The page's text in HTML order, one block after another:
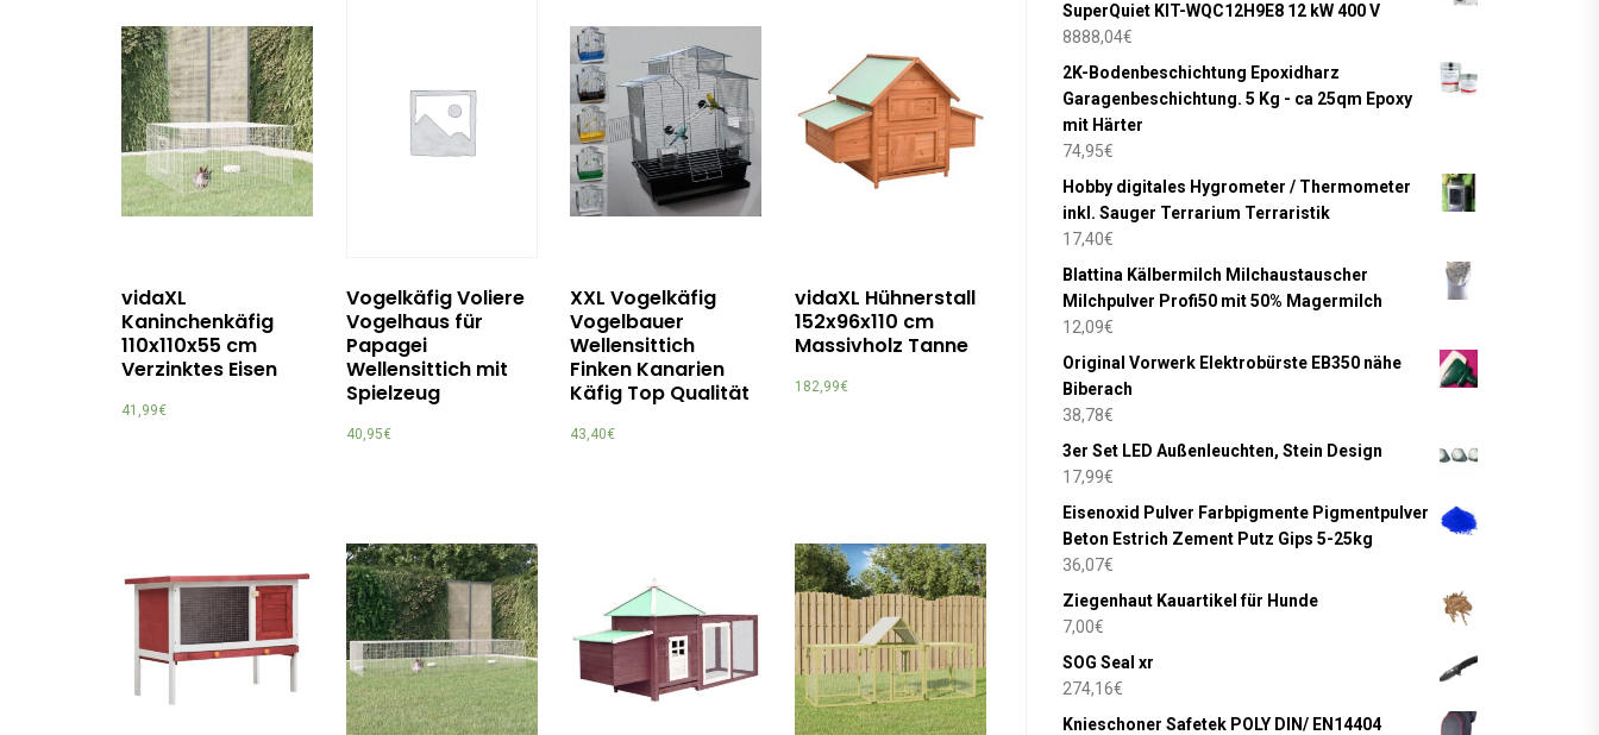
vidaXL
Kaninchenkäfig
110x110x55 cm
Verzinktes Eisen
41,99€
Vogelkäfig Voliere
Vogelhaus für
Papagei
Wellensittich mit
Spielzeug
40,95€
XXL Vogelkäfig
Vogelbauer
Wellensittich
Finken Kanarien
Käfig Top Qualität
43,40€
vidaXL Hühnerstall
152x96x110 cm
Massivholz Tanne
182,99€
SuperQuiet KIT-WQC12H9E8 12 kW 400 V
8888,04€
2K-Bodenbeschichtung Epoxidharz
Garagenbeschichtung. 5 Kg - ca 25qm Epoxy
mit Härter
74,95€
Hobby digitales Hygrometer / Thermometer
inkl. Sauger Terrarium Terraristik
17,40€
Blattina Kälbermilch Milchaustauscher
Milchpulver Profi50 mit 50% Magermilch
12,09€
Original Vorwerk Elektrobürste EB350 nähe
Biberach
38,78€
3er Set LED Außenleuchten, Stein Design
17,99€
Eisenoxid Pulver Farbpigmente Pigmentpulver
Beton Estrich Zement Putz Gips 5-25kg
36,07€
Ziegenhaut Kauartikel für Hunde
7,00€
SOG Seal xr
274,16€
Knieschoner Safetek POLY DIN/ EN14404